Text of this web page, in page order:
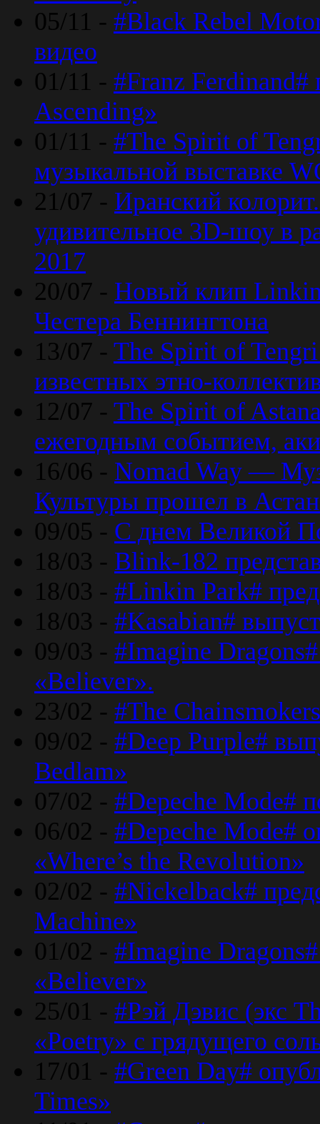
05/11 - #Black Rebel
видео
01/11 - #Franz Ferdinand#
Ascending»
01/11 - #The Spirit of
музыкальной выставке
21/07 - Иранский
удивительное 3D-шоу в
2017
20/07 - Новый клип Linkin
Честера Беннингтона
13/07 - The Spirit of Tengri
известных этно-
12/07 - The Spirit of
ежегодным событием,
16/06 - Nomad Way —
Культуры прошел в
09/05 - С днем Великой
18/03 - Blink-182
18/03 - #Linkin Park#
18/03 - #Kasabian#
09/03 - #Imagine
«Believer».
23/02 - #The
09/02 - #Deep Purple#
Bedlam»
07/02 - #Depeche Mode#
06/02 - #Depeche Mode#
«Where’s the Revolution»
02/02 - #Nickelback#
Machine»
01/02 - #Imagine
«Believer»
25/01 - #Рэй Дэвис (экс
«Poetry» с грядущего
17/01 - #Green Day#
Times»